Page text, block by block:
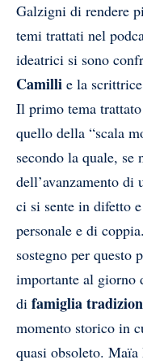
Galzigni di rendere
temi trattati nel
ideatrici si sono
Camilli e la
Il primo tema
quello della “scala
secondo la quale, se
dell’avanzamento di
ci si sente in difetto
personale e di
sostegno per questo
importante al giorno
di famiglia
momento storico in
quasi obsoleto. Maïa